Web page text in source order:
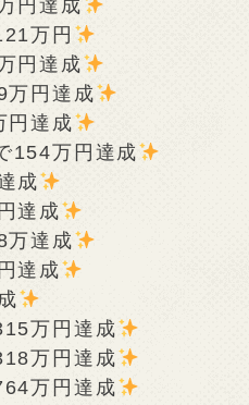
円達成
万円
円達成
万円達成
円達成
154万円達成
成
達成
万達成
達成
万円達成
万円達成
万円達成